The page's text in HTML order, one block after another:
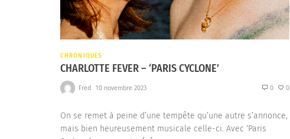
CHRONIQUES
CHARLOTTE FEVER – ‘PARIS CYCLONE’
Fred 10 novembre 2023 0 0
On se remet à peine d’une tempête qu’une autre s’annonce,
mais bien heureusement musicale celle-ci. Avec ‘Paris